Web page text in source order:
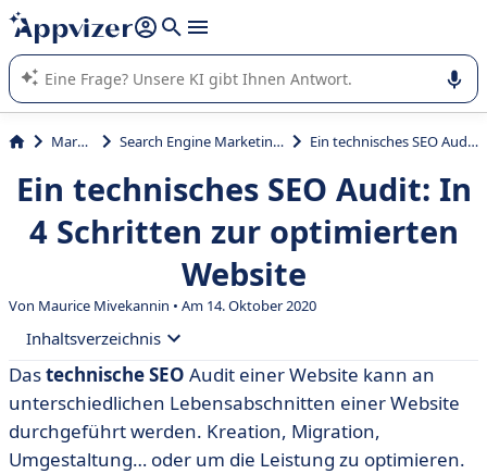
beantworten (mehrere Zeilen mit
Die KI von Appvizer führt Sie bei der Nutzung oder Auswahl
von SaaS-Software in Unternehmen.
Marketing Search Engine Marketing (SEM, SEO, SEA) Ein technisches SEO Audit: In 4 Schritten zur optimierten Website
Ein technisches SEO Audit: In
4 Schritten zur optimierten
Website
Von Maurice Mivekannin • Am 14. Oktober 2020
Inhaltsverzeichnis
• Was ist technisches SEO?
• Voraussetzungen für ein technisches SEO Audit
• Wie funktioniert ein SEO Audit: Schritt für Schritt
Dastechnische SEO Audit einer Website kann an
unterschiedlichen Lebensabschnitten einer Website
durchgeführt werden. Kreation, Migration,
Umgestaltung… oder um die Leistung zu optimieren.